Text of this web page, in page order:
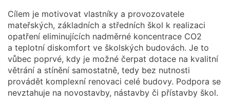
Cílem je motivovat vlastníky a provozovatele
mateřských, základních a středních škol k realizaci
opatření eliminujících nadměrné koncentrace CO2
a teplotní diskomfort ve školských budovách. Je to
vůbec poprvé, kdy je možné čerpat dotace na kvalitní
větrání a stínění samostatně, tedy bez nutnosti
provádět komplexní renovaci celé budovy. Podpora se
nevztahuje na novostavby, nástavby či přístavby škol.